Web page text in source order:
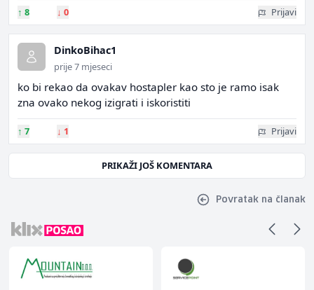
↑ 8 ↓ 0 Prijavi
DinkoBihac1
prije 7 mjeseci
ko bi rekao da ovakav hostapler kao sto je ramo isak
zna ovako nekog izigrati i iskoristiti
↑ 7 ↓ 1 Prijavi
PRIKAŽI JOŠ KOMENTARA
Povratak na članak